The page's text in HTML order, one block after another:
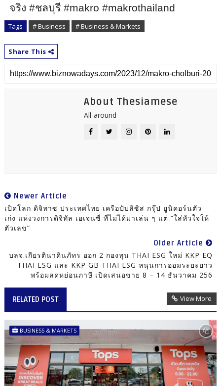
จริง #ชลบุรี #makro #makrothailand
Tags # Business # Business & Markets
Share This
About Thesiamese
All-around
Newer Article
เปิดโลก ดิจิทาซ ประเทศไทย เครือปับลิซิส กรุ๊ป ยูนิคอร์นตัว
เก่ง แห่งวงการดิจิทัล เอเจนซี่ ที่ไม่ได้มาเล่น ๆ แต่ “ใส่หัวใจให้
ตัวเลข”
Older Article
บลจ.เกียรตินาคินภัทร ออก 2 กองทุน THAI ESG ใหม่ KKP EQ
THAI ESG และ KKP GB THAI ESG หนุนการออมระยะยาว
พร้อมลดหย่อนภาษี เปิดเสนอขาย 8 – 14 ธันวาคม 256
RELATED POST View More
BUSINESS & MARKETS